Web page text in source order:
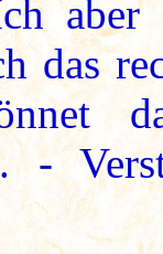
aber
das
-